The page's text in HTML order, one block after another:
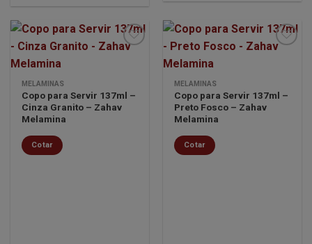
lista de
desejos
MELAMINAS
Copo para Servir 137ml –
Cinza Granito – Zahav
Melamina
Cotar
lista de
desejos
MELAMINAS
Copo para Servir 137ml –
Preto Fosco – Zahav
Melamina
Cotar